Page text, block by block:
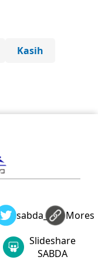
Kasih
sabda_ylsaMores
Slideshare
SABDA